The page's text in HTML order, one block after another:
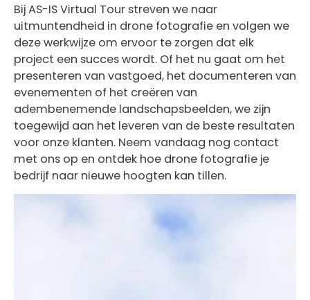
Bij AS-IS Virtual Tour streven we naar
uitmuntendheid in drone fotografie en volgen we
deze werkwijze om ervoor te zorgen dat elk
project een succes wordt. Of het nu gaat om het
presenteren van vastgoed, het documenteren van
evenementen of het creëren van
adembenemende landschapsbeelden, we zijn
toegewijd aan het leveren van de beste resultaten
voor onze klanten. Neem vandaag nog contact
met ons op en ontdek hoe drone fotografie je
bedrijf naar nieuwe hoogten kan tillen.